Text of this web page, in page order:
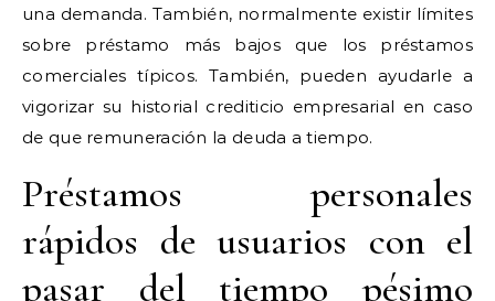
una demanda. También, normalmente existir límites
sobre préstamo más bajos que los préstamos
comerciales tí­picos. También, pueden ayudarle a
vigorizar su historial crediticio empresarial en caso
de que remuneración la deuda a tiempo.
Préstamos personales
rápidos de usuarios con el
pasar del tiempo pésimo